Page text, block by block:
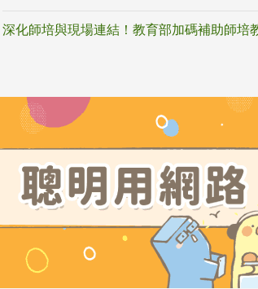
深化師培與現場連結！教育部加碼補助師培